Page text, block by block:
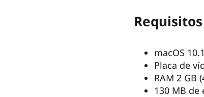
macOS
Placa de
RAM 2 GB
130 MB